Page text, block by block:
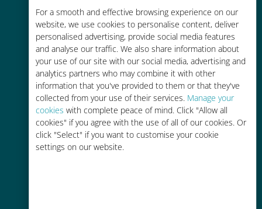
For a smooth and effective browsing experience on our
website, we use cookies to personalise content, deliver
personalised advertising, provide social media features
and analyse our traffic. We also share information about
your use of our site with our social media, advertising and
analytics partners who may combine it with other
information that you've provided to them or that they've
collected from your use of their services. Manage your
cookies with complete peace of mind. Click "Allow all
cookies" if you agree with the use of all of our cookies. Or
click "Select" if you want to customise your cookie
settings on our website.
お客様が普段お使いのキャリアでロ
ーミングサービスを使った場合に比
べて最大で90％の節約が可能です。
かんたん追加購入
Wi-Fiやデータ残量がなくても、